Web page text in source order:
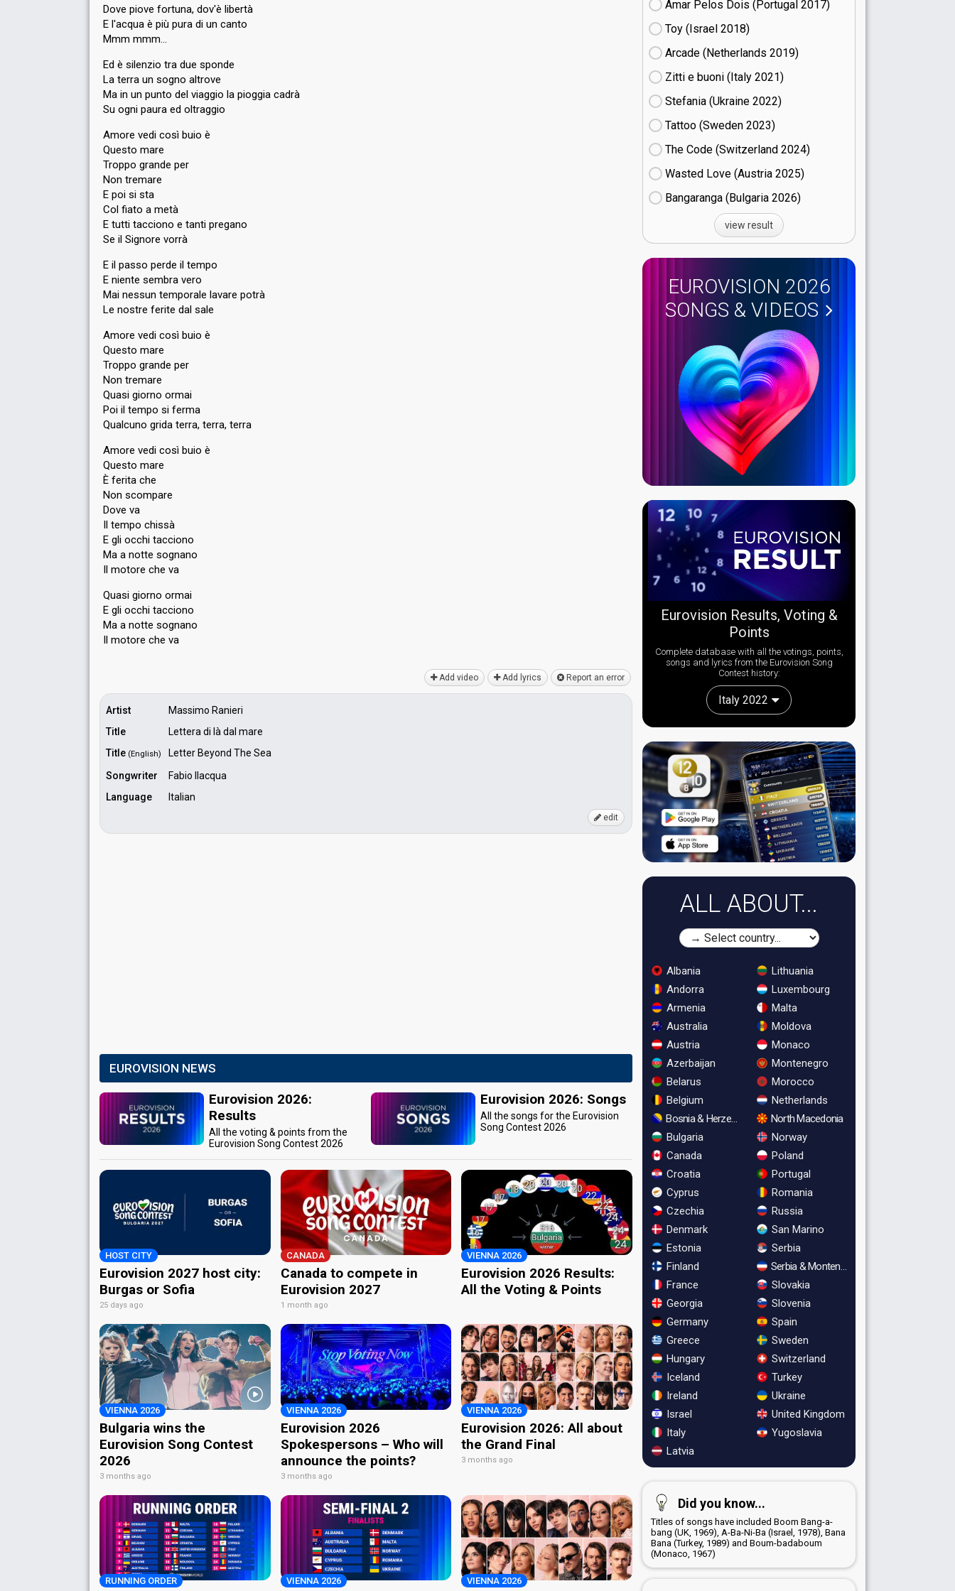
FIRST ROUND
Place 8th(out of 25)
Public ranking
9
Running order
Dove piove fortuna, dov'è libertà
E l'acqua è più pura di un canto
Mmm mmm…
Ed è silenzio tra due sponde
La terra un sogno altrove
Ma in un punto del viaggio la pioggia cadrà
Su ogni paura ed oltraggio
Amore vedi così buio è
Questo mare
Troppo grande per
Non tremare
E poi si sta
Col fiato a metà
E tutti tacciono e tanti pregano
Se il Signore vorrà
E il passo perde il tempo
E niente sembra vero
Mai nessun temporale lavare potrà
Le nostre ferite dal sale
Amore vedi così buio è
Questo mare
Troppo grande per
Non tremare
Quasi giorno ormai
Poi il tempo si ferma
Qualcuno grida terra, terra, terra
Amore vedi così buio è
Questo mare
È ferita che
Non scompare
Dove va
Il tempo chissà
E gli occhi tacciono
Ma a notte sognano
Il motore che va
Quasi giorno ormai
E gli occhi tacciono
Ma a notte ѕognano
Il motore che vа
Add video Add lyrics Report an error
Artist
Massimo Ranieri
Title
Lettera di là dal mare
Title (English)
Letter Beyond The Sea
Songwriter
Fabio Ilacqua
Language
Italian
edit
EUROVISION NEWS
Eurovision 2026:
Results
All the voting & points from the
Eurovision Song Contest 2026
Eurovision 2026: Songs
All the songs for the Eurovision
Song Contest 2026
HOST CITY
Eurovision 2027 host city:
Burgas or Sofia
25 days ago
CANADA
Canada to compete in
Eurovision 2027
1 month ago
VIENNA 2026
Eurovision 2026 Results:
All the Voting & Points
VIENNA 2026
Bulgaria wins the
Eurovision Song Contest
2026
3 months ago
VIENNA 2026
Eurovision 2026
Spokespersons – Who will
announce the points?
3 months ago
VIENNA 2026
Eurovision 2026: All about
the Grand Final
3 months ago
RUNNING ORDER VIENNA 2026 VIENNA 2026
Amar Pelos Dois (Portugal
17)
Toy (Israel
18)
Arcade (Netherlands
19)
Zitti e buoni​ (Italy
21)
Stefania (Ukraine
22)
Tattoo (Sweden
23)
The Code (Switzerland
24)
Wasted Love (Austria
25)
Bangaranga (Bulgaria
26)
view result
EUROVISION 2026
SONGS & VIDEOS
Eurovision Results, Voting &
Points
Complete database with all the votings, points,
songs and lyrics from the Eurovision Song
Contest history:
Italy 2022
ALL ABOUT...
Albania
Andorra
Armenia
Australia
Austria
Azerbaijan
Belarus
Belgium
Bosnia & Herzegovina
Bulgaria
Canada
Croatia
Cyprus
Czechia
Denmark
Estonia
Finland
France
Georgia
Germany
Greece
Hungary
Iceland
Ireland
Israel
Italy
Latvia
Lithuania
Luxembourg
Malta
Moldova
Monaco
Montenegro
Morocco
Netherlands
North Macedonia
Norway
Poland
Portugal
Romania
Russia
San Marino
Serbia
Serbia & Montenegro
Slovakia
Slovenia
Spain
Sweden
Switzerland
Turkey
Ukraine
United Kingdom
Yugoslavia
Did you know...
Titles of songs have included Boom Bang-a-
bang (UK, 1969), A-Ba-Ni-Ba (Israel, 1978), Bana
Bana (Turkey, 1989) and Boum-badaboum
(Monaco, 1967)